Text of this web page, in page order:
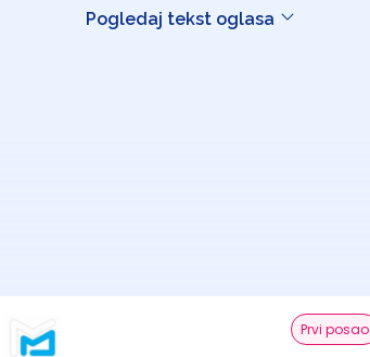
Pogledaj tekst oglasa
Prvi posao